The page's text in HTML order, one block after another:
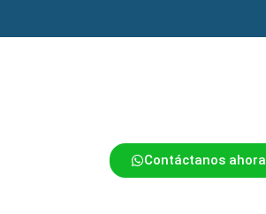
Contáctanos ahora